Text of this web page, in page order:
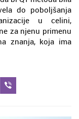
do poboljšanja
u celini,
za njenu primenu
znanja, koja ima